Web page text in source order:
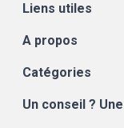
Liens utiles
A propos
Catégories
Un conseil ?